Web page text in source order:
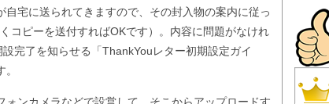
宅に送られてきますので、その封入物の案内に従っ
コピーを送付すればOKです）。内容に問題がなけれ
完了を知らせる「ThankYouレター初期設定ガイ
ンカメラなどで設営して、そこからアップロードす